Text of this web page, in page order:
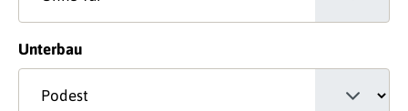
Unterbauauswählen